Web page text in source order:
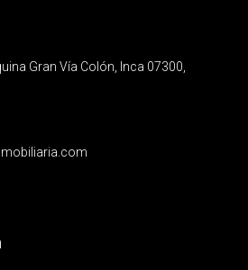
Gran Vía Colón, Inca 07300,